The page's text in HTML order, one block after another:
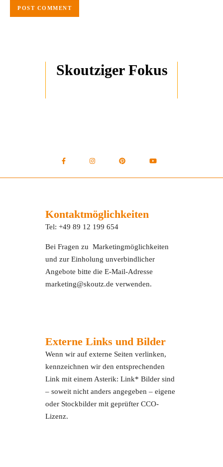
Skoutziger Fokus
Kontaktmöglichkeiten
Tel: +49 89 12 199 654
Bei Fragen zu Marketingmöglichkeiten
und zur Einholung unverbindlicher
Angebote bitte die E-Mail-Adresse
marketing@skoutz.de verwenden.
Externe Links und Bilder
Wenn wir auf externe Seiten verlinken,
kennzeichnen wir den entsprechenden
Link mit einem Asterik: Link* Bilder sind
– soweit nicht anders angegeben – eigene
oder Stockbilder mit geprüfter CCO-
Lizenz.